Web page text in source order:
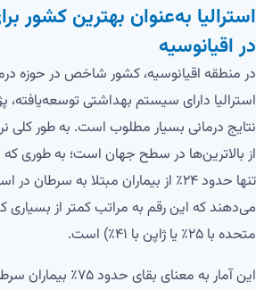
استرالیا به‌عنوان بهترین کشور
در اقیانوسیه
در منطقه اقیانوسیه، کشور شاخص در حوزه
استرالیا دارای سیستم بهداشتی
نتایج درمانی بسیار مطلوب است. به طور کلی
از بالاترین‌ها در سطح جهان است؛ به طوری
تنها حدود ۲۴٪ از بیماران مبتلا به
می‌دهند که این رقم به مراتب کمتر از بسیاری
متحده با ۲۵٪ یا ژاپن با ۴۱٪) است.
این آمار به معنای بقای